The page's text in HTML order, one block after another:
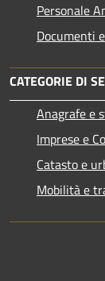
Personale
Documenti
CATEGORIE DI
Anagrafe e
Imprese e
Catasto e
Mobilità e